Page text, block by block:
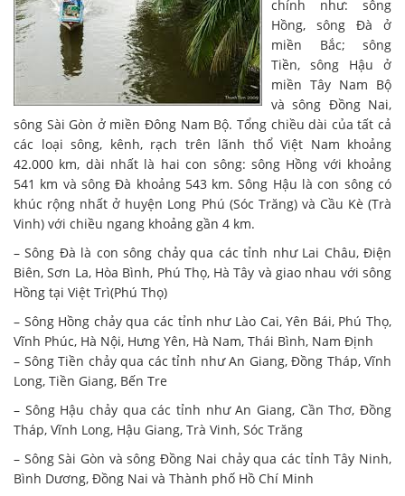
chính như: sông
Hồng, sông Đà ở
miền Bắc; sông
Tiền, sông Hậu ở
miền Tây Nam Bộ
và sông Đồng Nai,
sông Sài Gòn ở miền Đông Nam Bộ. Tổng chiều dài của tất cả
các loại sông, kênh, rạch trên lãnh thổ Việt Nam khoảng
42.000 km, dài nhất là hai con sông: sông Hồng với khoảng
541 km và sông Đà khoảng 543 km. Sông Hậu là con sông có
khúc rộng nhất ở huyện Long Phú (Sóc Trăng) và Cầu Kè (Trà
Vinh) với chiều ngang khoảng gần 4 km.
– Sông Đà là con sông chảy qua các tỉnh như Lai Châu, Điện
Biên, Sơn La, Hòa Bình, Phú Thọ, Hà Tây và giao nhau với sông
Hồng tại Việt Trì(Phú Thọ)
– Sông Hồng chảy qua các tỉnh như Lào Cai, Yên Bái, Phú Thọ,
Vĩnh Phúc, Hà Nội, Hưng Yên, Hà Nam, Thái Bình, Nam Định
– Sông Tiền chảy qua các tỉnh như An Giang, Đồng Tháp, Vĩnh
Long, Tiền Giang, Bến Tre
– Sông Hậu chảy qua các tỉnh như An Giang, Cần Thơ, Đồng
Tháp, Vĩnh Long, Hậu Giang, Trà Vinh, Sóc Trăng
– Sông Sài Gòn và sông Đồng Nai chảy qua các tỉnh Tây Ninh,
Bình Dương, Đồng Nai và Thành phố Hồ Chí Minh